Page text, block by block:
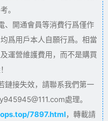
。
、開通會員等消費行爲僅作
爲用戶本人自願行爲。相當
運營維護費用，而不是購買
鏈接失效，請聯系我們第一
處理。
7897.html，轉載請